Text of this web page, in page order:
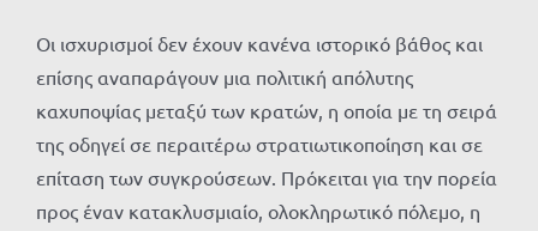
Οι ισχυρισμοί δεν έχουν κανένα ιστορικό βάθος και
επίσης αναπαράγουν μια πολιτική απόλυτης
καχυποψίας μεταξύ των κρατών, η οποία με τη σειρά
της οδηγεί σε περαιτέρω στρατιωτικοποίηση και σε
επίταση των συγκρούσεων. Πρόκειται για την πορεία
προς έναν κατακλυσμιαίο, ολοκληρωτικό πόλεμο, η